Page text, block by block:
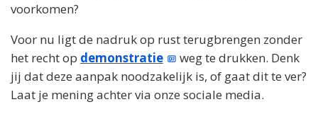
voorkomen?
Voor nu ligt de nadruk op rust terugbrengen zonder
het recht op demonstratie
weg te drukken. Denk
jij dat deze aanpak noodzakelijk is, of gaat dit te ver?
Laat je mening achter via onze sociale media.